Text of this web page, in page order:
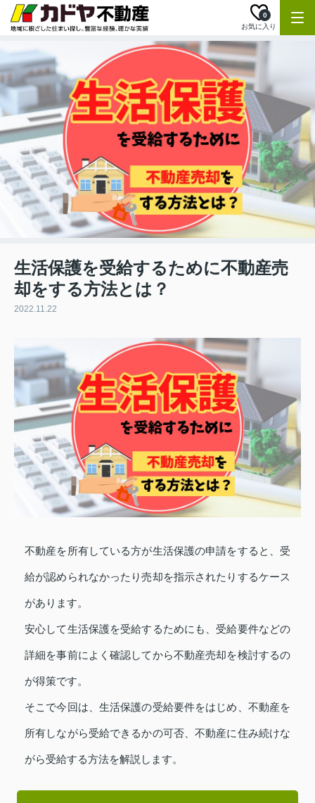
お気に入り
0
生活保護を受給するために不動産売
却をする方法とは？
2022.11.22
不動産を所有している方が生活保護の申請をすると、受
給が認められなかったり売却を指示されたりするケース
があります。
安心して生活保護を受給するためにも、受給要件などの
詳細を事前によく確認してから不動産売却を検討するの
が得策です。
そこで今回は、生活保護の受給要件をはじめ、不動産を
所有しながら受給できるかの可否、不動産に住み続けな
がら受給する方法を解説します。